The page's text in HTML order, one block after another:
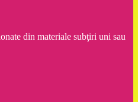
din materiale subţiri uni sau